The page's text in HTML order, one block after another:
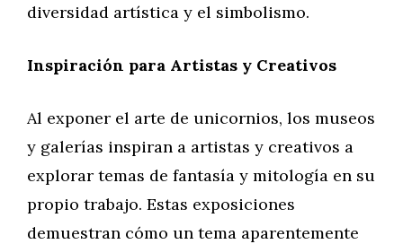
diversidad artística y el simbolismo.
Inspiración para Artistas y Creativos
Al exponer el arte de unicornios, los museos
y galerías inspiran a artistas y creativos a
explorar temas de fantasía y mitología en su
propio trabajo. Estas exposiciones
demuestran cómo un tema aparentemente